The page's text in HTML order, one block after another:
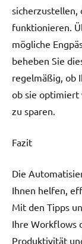
funktionieren.
mögliche
beheben Sie
regelmäßig, ob
ob sie optimiert
zu sparen.
Fazit
Die
Ihnen helfen,
Mit den Tipps
Ihre Workflows
Produktivität